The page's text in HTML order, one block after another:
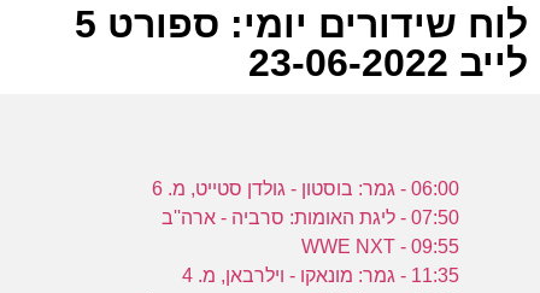
לוח שידורים יומי: ספורט 5
לייב 23-06-2022
06:00 - גמר: בוסטון - גולדן סטייט, מ. 6
07:50 - ליגת האומות: סרביה - ארה''ב
09:55 - WWE NXT
11:35 - גמר: מונאקו - וילרבאן, מ. 4